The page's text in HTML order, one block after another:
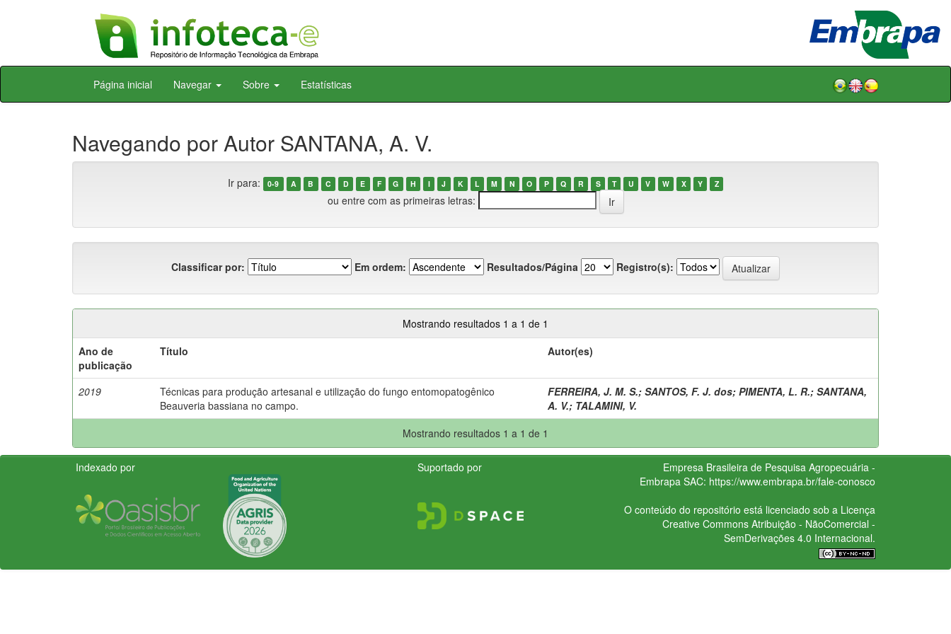
Skip
Página inicial Navegar Sobre Estatísticas
Navegando por Autor SANTANA, A. V.
Ir para: 0-9 A B C D E F G H I J K L M N O P Q R S T U V W X Y Z
ou entre com as primeiras letras:
Classificar por: Em ordem: Resultados/Página Registro(s):
Mostrando resultados 1 a 1 de 1
Ano de
publicação
Título Autor(es)
2019
Técnicas para produção artesanal e utilização do fungo entomopatogênico
Beauveria bassiana no campo.
FERREIRA, J. M. S.; SANTOS, F. J. dos; PIMENTA, L. R.; SANTANA,
A. V.; TALAMINI, V.
Mostrando resultados 1 a 1 de 1
Indexado por Suportado por
Empresa Brasileira de Pesquisa Agropecuária -
Embrapa SAC: https://www.embrapa.br/fale-conosco
O conteúdo do repositório está licenciado sob a Licença
Creative CommonsAtribuição - NãoComercial -
SemDerivações 4.0 Internacional.